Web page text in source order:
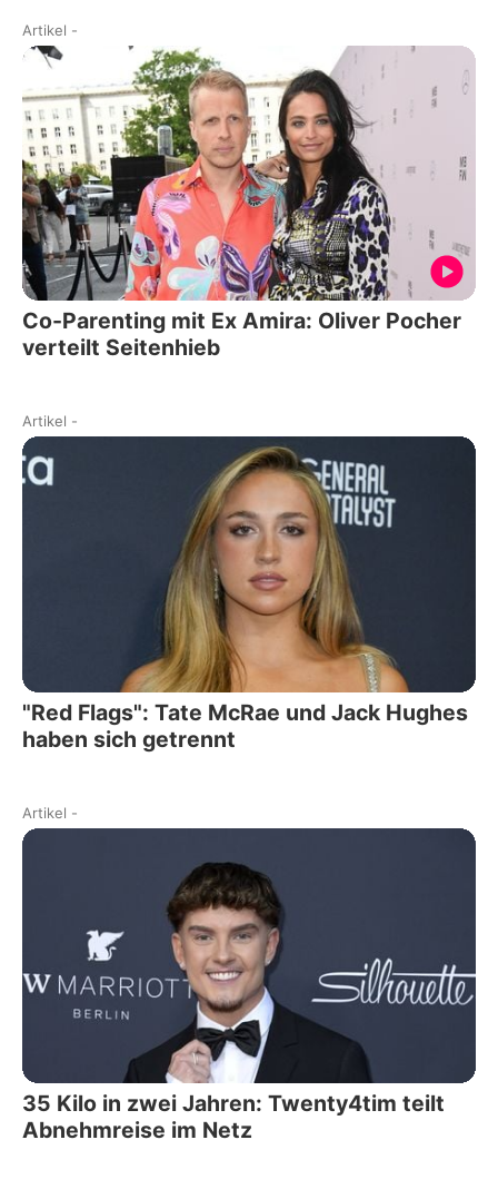
Artikel -
Co-Parenting mit Ex Amira: Oliver Pocher
verteilt Seitenhieb
Artikel -
"Red Flags": Tate McRae und Jack Hughes
haben sich getrennt
Artikel -
35 Kilo in zwei Jahren: Twenty4tim teilt
Abnehmreise im Netz